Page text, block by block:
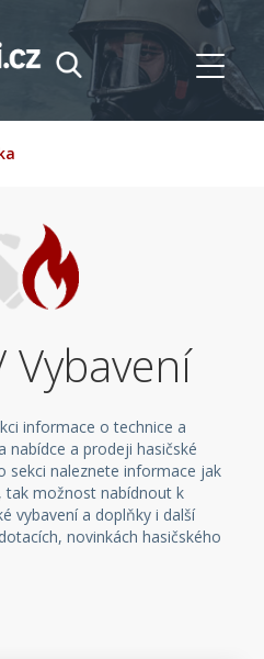
Vybavení
informace o technice a
nabídce a prodeji hasičské
sekci naleznete informace jak
tak možnost nabídnout k
vybavení a doplňky i další
novinkách hasičského